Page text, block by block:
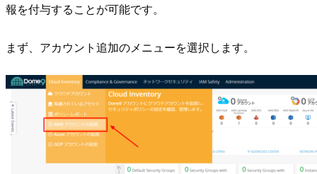
報を付与することが可能です。
まず、アカウント追加のメニューを選択します。